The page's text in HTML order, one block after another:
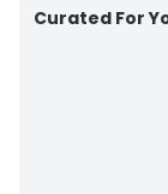
Curated For